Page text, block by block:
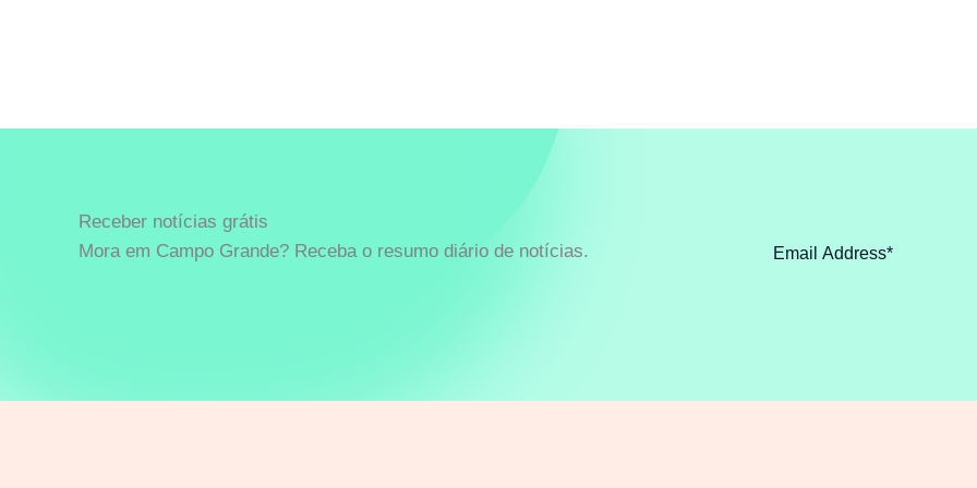
Receber notícias grátis
Mora em Campo Grande? Receba o resumo diário de notícias.